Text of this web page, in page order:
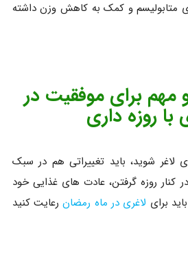
متابولیسم و کمک به کاهش وزن داشته
مهم برای موفقیت در
با روزه‌ داری
لاغر شوید، باید تغییراتی هم در سبک
کنار روزه گرفتن، عادت های غذایی خود
برای لاغری در ماه رمضانرعایت کنید